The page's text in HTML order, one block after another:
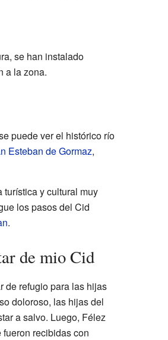
se han instalado
a la zona.
puede ver el histórico río
Esteban de Gormaz,
turística y cultural muy
los pasos del Cid
.
de mio Cid
de refugio para las hijas
doloroso, las hijas del
a salvo. Luego, Félez
recibidas con